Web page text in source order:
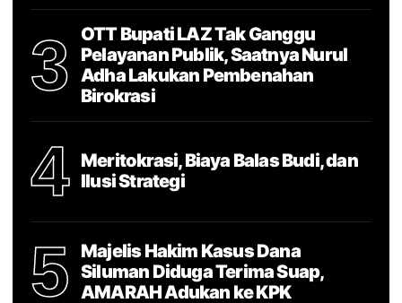
3
OTT Bupati LAZ Tak Ganggu
Pelayanan Publik, Saatnya Nurul
Adha Lakukan Pembenahan
Birokrasi
4
Meritokrasi, Biaya Balas Budi, dan
Ilusi Strategi
5
Majelis Hakim Kasus Dana
Siluman Diduga Terima Suap,
AMARAH Adukan ke KPK